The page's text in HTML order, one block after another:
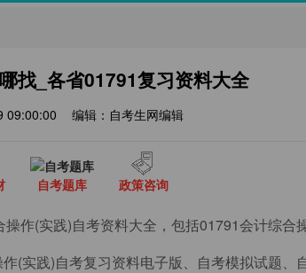
找_各省01791复习资料大全
09:00:00 编辑：自考生网编辑
自考题库 政策咨询
作(实践)自考资料大全，包括01791会计综合
实践)自考复习资料电子版、自考模拟试题、